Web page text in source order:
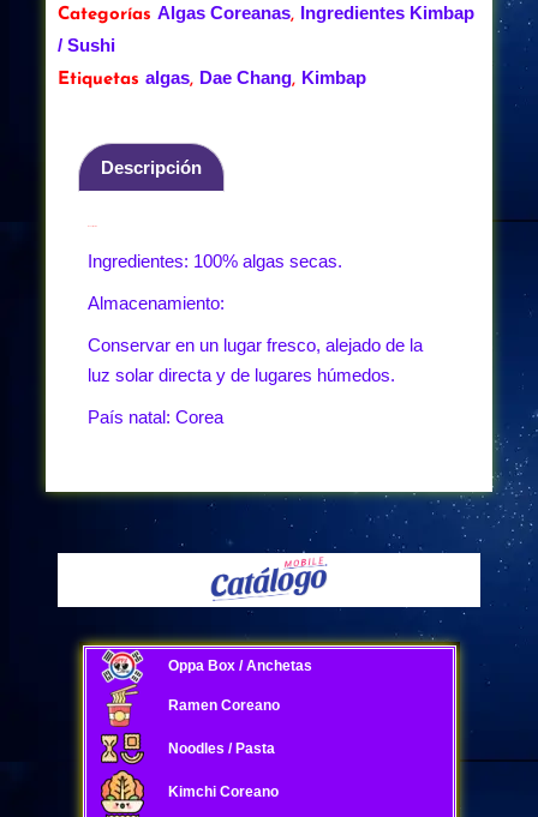
Categorías Algas Coreanas, Ingredientes Kimbap
/ Sushi
Etiquetas algas, Dae Chang, Kimbap
Descripción
Ingredientes: 100% algas secas.
Almacenamiento:
Conservar en un lugar fresco, alejado de la
luz solar directa y de lugares húmedos.
País natal: Corea
Oppa Box / Anchetas
Ramen Coreano
Noodles / Pasta
Kimchi Coreano